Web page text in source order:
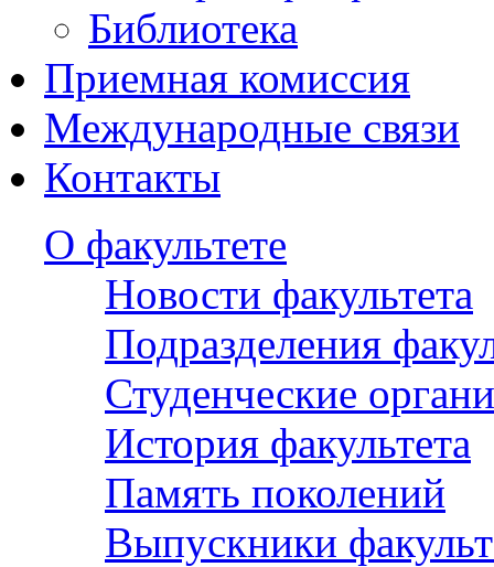
Библиотека
Приемная комиссия
Международные связи
Контакты
О факультете
Новости факультета
Подразделения
Студенческие
История факультета
Память поколений
Выпускники